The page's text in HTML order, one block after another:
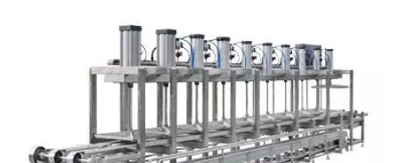
AUTOMATISKE TOFU-
OG
MED HØJESTE